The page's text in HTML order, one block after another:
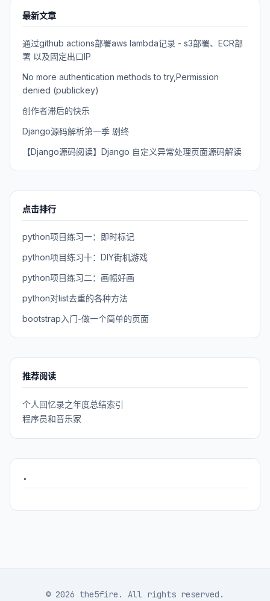
最新文章
通过github actions部署aws lambda记录 - s3部署、ECR部
署 以及固定出口IP
No more authentication methods to try,Permission
denied (publickey)
创作者滞后的快乐
Django源码解析第一季 剧终
【Django源码阅读】Django 自定义异常处理页面源码解读
点击排行
python项目练习一：即时标记
python项目练习十：DIY街机游戏
python项目练习二：画幅好画
python对list去重的各种方法
bootstrap入门-做一个简单的页面
推荐阅读
个人回忆录之年度总结索引
程序员和音乐家
.
© 2026 the5fire. All rights reserved.